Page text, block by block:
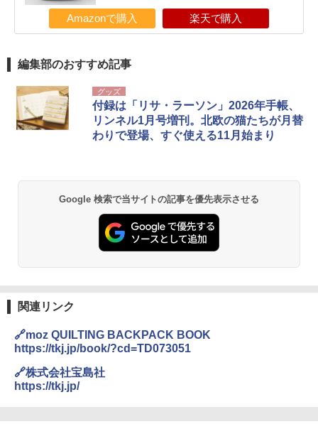
Amazonで購入 楽天で購入
編集部のおすすめ記事
グッズ
付録は「リサ・ラーソン」2026年手帳、
リンネル1月号増刊。北欧の猫たちが月替
わりで登場、すぐ使える11月始まり
Google 検索で当サイトの記事を優先表示させる
関連リンク
🔗moz QUILTING BACKPACK BOOK
https://tkj.jp/book/?cd=TD073051
🔗株式会社宝島社
https://tkj.jp/